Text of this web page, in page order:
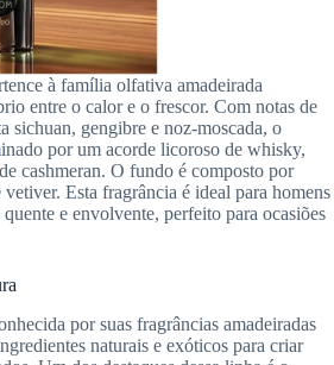
à família olfativa amadeirada
entre o calor e o frescor. Com notas de
sichuan, gengibre e noz-moscada, o
por um acorde licoroso de whisky,
cashmeran. O fundo é composto por
Esta fragrância é ideal para homens
e envolvente, perfeito para ocasiões
por suas fragrâncias amadeiradas
naturais e exóticos para criar